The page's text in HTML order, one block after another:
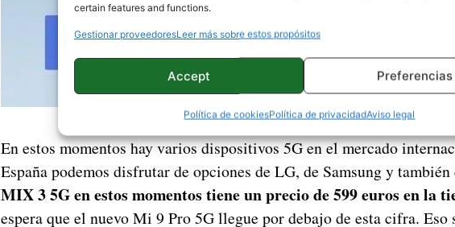
certain features and functions.
Gestionar proveedoresLeer más sobre estos propósitos
Accept Preferencias
Política de cookiesPolítica de privacidadAviso legal
En estos momentos hay varios dispositivos 5G en el mercado
España podemos disfrutar de opciones de LG, de Samsung y
MIX 3 5G en estos momentos tiene un precio de 599 euros en la
espera que el nuevo Mi 9 Pro 5G llegue por debajo de esta cifra.